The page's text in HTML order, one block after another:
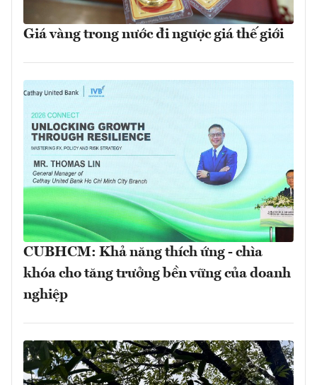
Giá vàng trong nước đi ngược giá thế giới
CUBHCM: Khả năng thích ứng - chìa
khóa cho tăng trưởng bền vững của doanh
nghiệp